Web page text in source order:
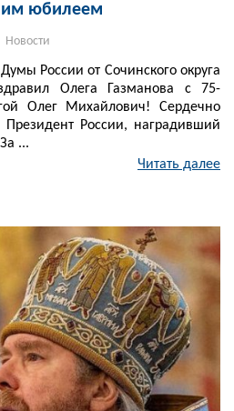
юбилеем
Новости
России от Сочинского округа
Олега Газманова с 75-
Олег Михайлович! Сердечно
России, наградивший
...
Читать далее